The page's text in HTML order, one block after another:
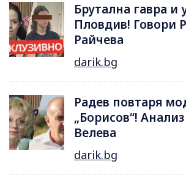
Брутална гавра и
Пловдив! Говори
Райчева
darik.bg
Радев повтаря
„Борисов“!
Велева
darik.bg